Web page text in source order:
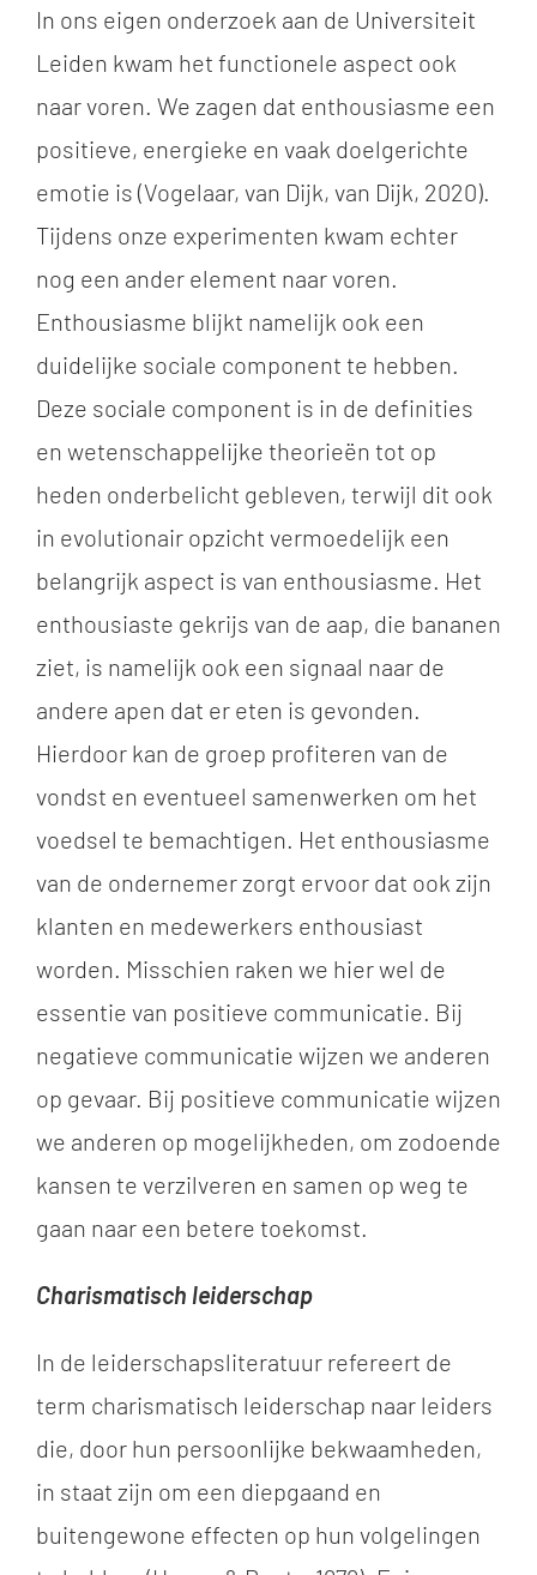
In ons eigen onderzoek aan de Universiteit
Leiden kwam het functionele aspect ook
naar voren. We zagen dat enthousiasme een
positieve, energieke en vaak doelgerichte
emotie is (Vogelaar, van Dijk, van Dijk, 2020).
Tijdens onze experimenten kwam echter
nog een ander element naar voren.
Enthousiasme blijkt namelijk ook een
duidelijke sociale component te hebben.
Deze sociale component is in de definities
en wetenschappelijke theorieën tot op
heden onderbelicht gebleven, terwijl dit ook
in evolutionair opzicht vermoedelijk een
belangrijk aspect is van enthousiasme. Het
enthousiaste gekrijs van de aap, die bananen
ziet, is namelijk ook een signaal naar de
andere apen dat er eten is gevonden.
Hierdoor kan de groep profiteren van de
vondst en eventueel samenwerken om het
voedsel te bemachtigen. Het enthousiasme
van de ondernemer zorgt ervoor dat ook zijn
klanten en medewerkers enthousiast
worden. Misschien raken we hier wel de
essentie van positieve communicatie. Bij
negatieve communicatie wijzen we anderen
op gevaar. Bij positieve communicatie wijzen
we anderen op mogelijkheden, om zodoende
kansen te verzilveren en samen op weg te
gaan naar een betere toekomst.
Charismatisch leiderschap
In de leiderschapsliteratuur refereert de
term charismatisch leiderschap naar leiders
die, door hun persoonlijke bekwaamheden,
in staat zijn om een diepgaand en
buitengewone effecten op hun volgelingen